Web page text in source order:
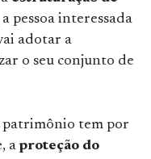
a pessoa interessada
adotar a
o seu conjunto de
patrimônio tem por
a proteção do